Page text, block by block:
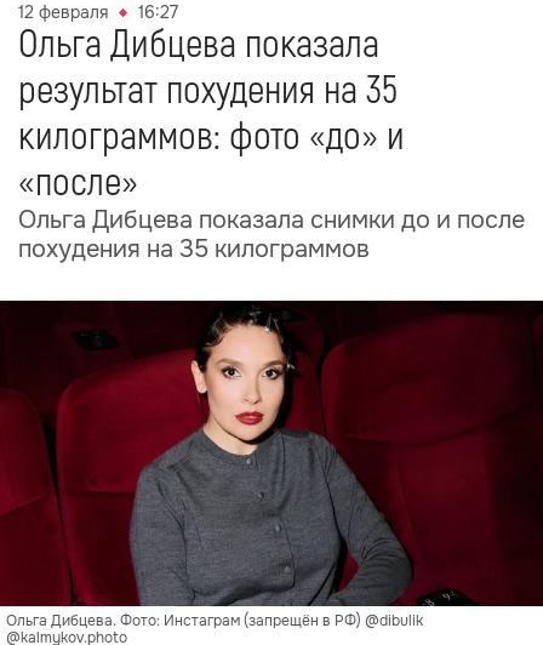
12 февраля 16:27
Ольга Дибцева показала
результат похудения на 35
килограммов: фото «до» и
«после»
Ольга Дибцева показала снимки до и после
похудения на 35 килограммов
Ольга Дибцева. Фото: Инстаграм (запрещён в РФ) @dibulik
@kalmykov.photo